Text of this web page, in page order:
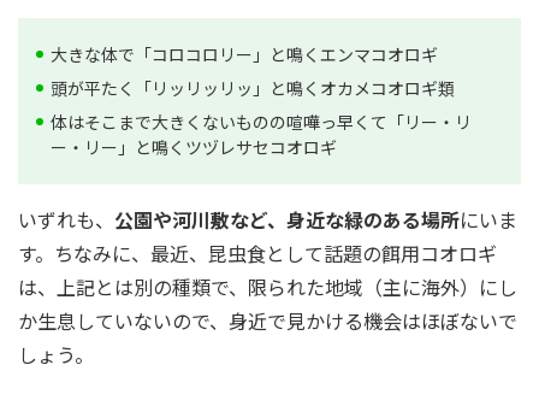
大きな体で「コロコロリー」と鳴くエンマコオロギ
頭が平たく「リッリッリッ」と鳴くオカメコオロギ類
体はそこまで大きくないものの喧嘩っ早くて「リー・リ
ー・リー」と鳴くツヅレサセコオロギ
いずれも、 公園や河川敷など、身近な緑のある場所にいま
す。ちなみに、最近、昆虫食として話題の餌用コオロギ
は、上記とは別の種類で、限られた地域（主に海外）にし
か生息していないので、身近で見かける機会はほぼないで
しょう。